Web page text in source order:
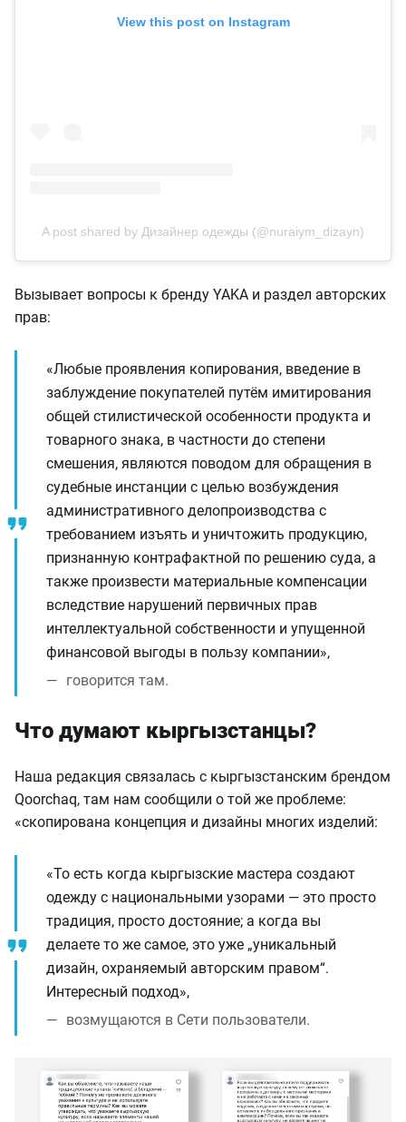
View this post on Instagram
A post shared by Дизайнер одежды (@nuraiym_dizayn)
Вызывает вопросы к бренду YAKA и раздел авторских
прав:
«Любые проявления копирования, введение в
заблуждение покупателей путём имитирования
общей стилистической особенности продукта и
товарного знака, в частности до степени
смешения, являются поводом для обращения в
судебные инстанции с целью возбуждения
административного делопроизводства с
требованием изъять и уничтожить продукцию,
признанную контрафактной по решению суда, а
также произвести материальные компенсации
вследствие нарушений первичных прав
интеллектуальной собственности и упущенной
финансовой выгоды в пользу компании»,
говорится там.
Что думают кыргызстанцы?
Наша редакция связалась с кыргызстанским брендом
Qoorchaq, там нам сообщили о той же проблеме:
«скопирована концепция и дизайны многих изделий:
«То есть когда кыргызские мастера создают
одежду с национальными узорами — это просто
традиция, просто достояние; а когда вы
делаете то же самое, это уже „уникальный
дизайн, охраняемый авторским правом“.
Интересный подход»,
возмущаются в Сети пользователи.